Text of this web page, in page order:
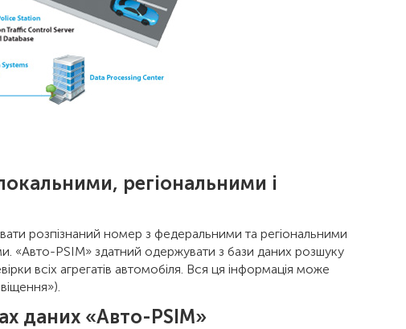
регіональними і
розпізнаний номер з федеральними та регіональними
«Авто-PSIM» здатний одержувати з бази даних розшуку
всіх агрегатів автомобіля. Вся ця інформація може
даних «Авто-PSIM»